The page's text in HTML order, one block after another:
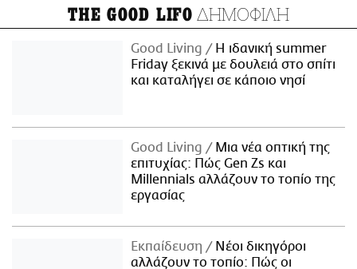
THE GOOD LIFO ΔΗΜΟΦΙΛΗ
Good Living
Η ιδανική summer
Friday ξεκινά με δουλειά στο σπίτι
και καταλήγει σε κάποιο νησί
Good Living
Μια νέα οπτική της
επιτυχίας: Πώς Gen Zs και
Millennials αλλάζουν το τοπίο της
εργασίας
Εκπαίδευση
Νέοι δικηγόροι
αλλάζουν το τοπίο: Πώς οι